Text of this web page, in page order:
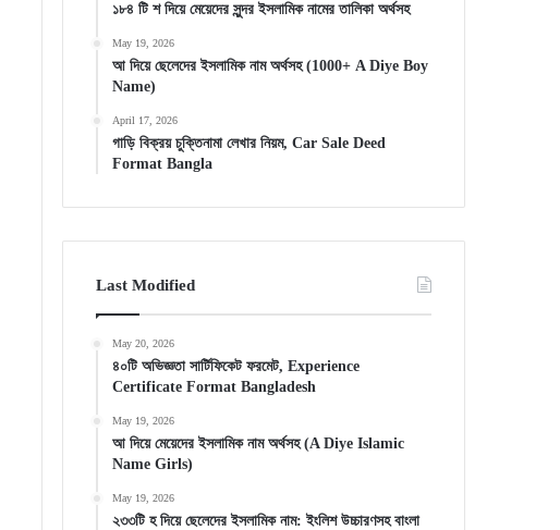
১৮৪ টি শ দিয়ে মেয়েদের সুন্দর ইসলামিক নামের তালিকা অর্থসহ
May 19, 2026
আ দিয়ে ছেলেদের ইসলামিক নাম অর্থসহ (1000+ A Diye Boy
Name)
April 17, 2026
গাড়ি বিক্রয় চুক্তিনামা লেখার নিয়ম, Car Sale Deed
Format Bangla
Last Modified
May 20, 2026
৪০টি অভিজ্ঞতা সার্টিফিকেট ফরমেট, Experience
Certificate Format Bangladesh
May 19, 2026
আ দিয়ে মেয়েদের ইসলামিক নাম অর্থসহ (A Diye Islamic
Name Girls)
May 19, 2026
২৩৩টি হ দিয়ে ছেলেদের ইসলামিক নাম: ইংলিশ উচ্চারণসহ বাংলা